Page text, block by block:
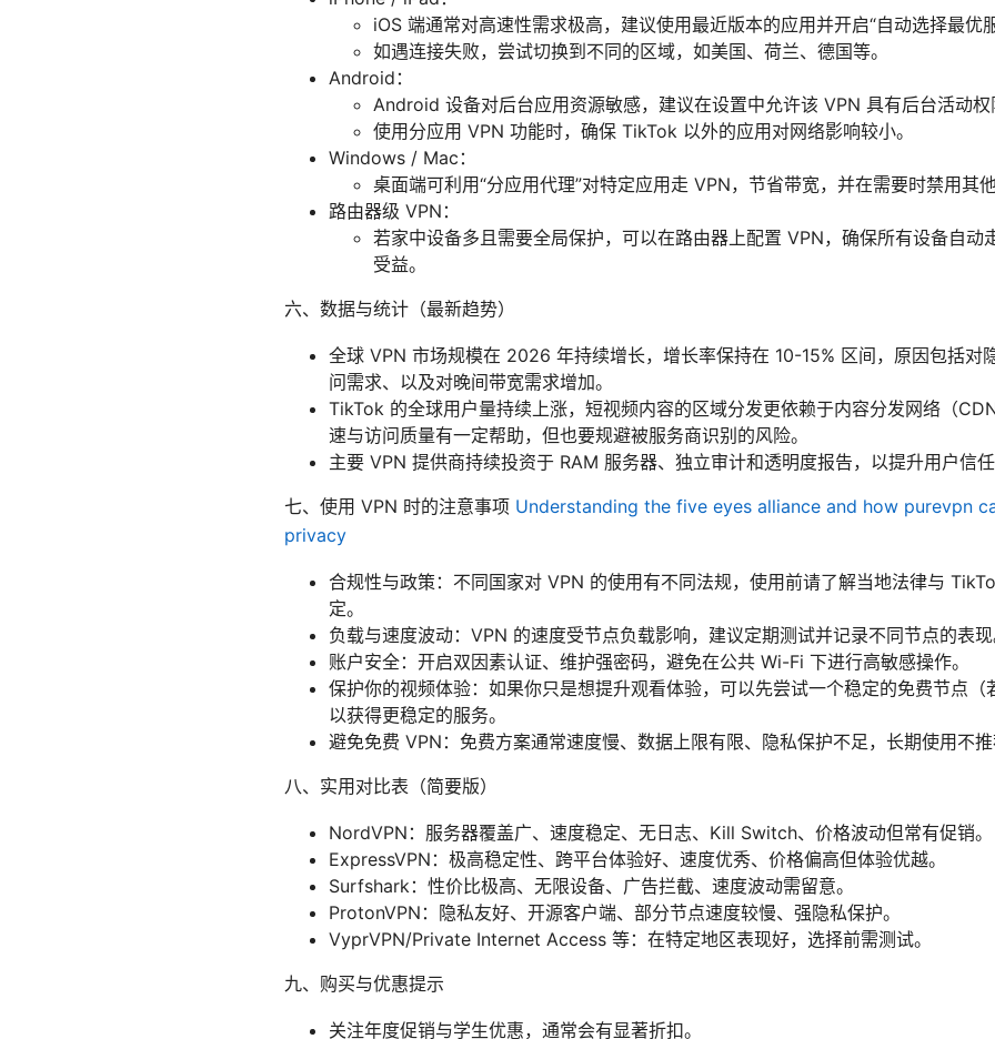
iOS 端通常对高速性需求极高，建议使用最近版本的应用并开启“自动选择最优服
如遇连接失败，尝试切换到不同的区域，如美国、荷兰、德国等。
Android：
Android 设备对后台应用资源敏感，建议在设置中允许该 VPN 具有后台活动权
使用分应用 VPN 功能时，确保 TikTok 以外的应用对网络影响较小。
Windows / Mac：
桌面端可利用“分应用代理”对特定应用走 VPN，节省带宽，并在需要时禁用其
路由器级 VPN：
若家中设备多且需要全局保护，可以在路由器上配置 VPN，确保所有设备自动
受益。
六、数据与统计（最新趋势）
全球 VPN 市场规模在 2026 年持续增长，增长率保持在 10-15% 区间，原因包括对
问需求、以及对晚间带宽需求增加。
TikTok 的全球用户量持续上涨，短视频内容的区域分发更依赖于内容分发网络（
速与访问质量有一定帮助，但也要规避被服务商识别的风险。
主要 VPN 提供商持续投资于 RAM 服务器、独立审计和透明度报告，以提升用户信任
七、使用 VPN 时的注意事项 Understanding the five eyes alliance and how purevpn
privacy
合规性与政策：不同国家对 VPN 的使用有不同法规，使用前请了解当地法律与
定。
负载与速度波动：VPN 的速度受节点负载影响，建议定期测试并记录不同节点的表现
账户安全：开启双因素认证、维护强密码，避免在公共 Wi-Fi 下进行高敏感操作。
保护你的视频体验：如果你只是想提升观看体验，可以先尝试一个稳定的免费节点（
以获得更稳定的服务。
避免免费 VPN：免费方案通常速度慢、数据上限有限、隐私保护不足，长期使用不推
八、实用对比表（简要版）
NordVPN：服务器覆盖广、速度稳定、无日志、Kill Switch、价格波动但常有促销。
ExpressVPN：极高稳定性、跨平台体验好、速度优秀、价格偏高但体验优越。
Surfshark：性价比极高、无限设备、广告拦截、速度波动需留意。
ProtonVPN：隐私友好、开源客户端、部分节点速度较慢、强隐私保护。
VyprVPN/Private Internet Access 等：在特定地区表现好，选择前需测试。
九、购买与优惠提示
关注年度促销与学生优惠，通常会有显著折扣。